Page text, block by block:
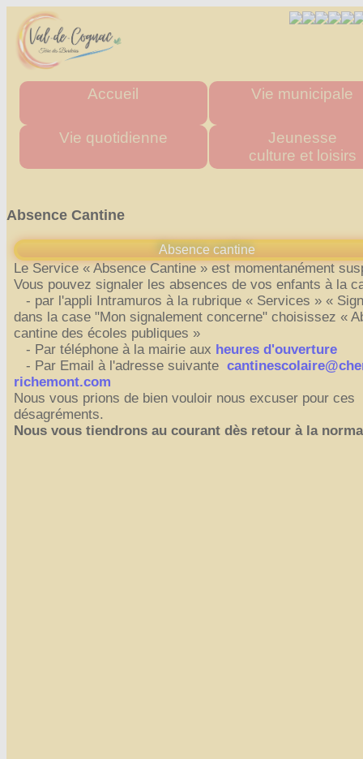
Accueil
Mairie
Vie municipale
Horaires des mairies
Charte commune
du conseil municipal
Espace France
Admin
Vie quotidienne
Commerces de proximité
Artisans
Transports
Tous les numéros
Jeunesse
culture et loisirs
Inscriptions scolaire
Cantine Scolaire
Centre d'accueil
de loisirs
"La P'tite Pomme"
Les associations
Affiches 2024-2025
Absence Cantine
Absence cantine
Le Service « Absence Cantine » est momentanément
Vous pouvez signaler les absences de vos enfants à la
- par l'appli Intramuros à la rubrique « Services » «
dans la case "Mon signalement concerne" choisissez «
cantine des écoles publiques »
- Par téléphone à la mairie aux heures d'ouverture
- Par Email à l'adresse suivante
richemont.com
Nous vous prions de bien vouloir nous excuser pour ces
désagréments.
Nous vous tiendrons au courant dès retour à la